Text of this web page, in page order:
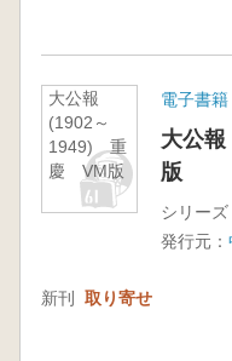
大公報
(1902～
1949) 重
慶 VM版
電子書
大公
版
シリーズ
発行元：
新刊 取り寄せ